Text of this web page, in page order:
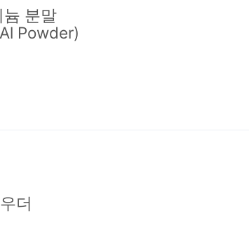
분말
Powder)
더